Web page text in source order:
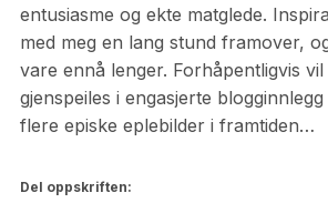
entusiasme og ekte matglede.
med meg en lang stund framover,
vare ennå lenger. Forhåpentligvis vil
gjenspeiles i engasjerte
flere episke eplebilder i framtiden…
Del oppskriften: